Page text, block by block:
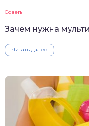
Советы
Зачем нужна
Читать далее